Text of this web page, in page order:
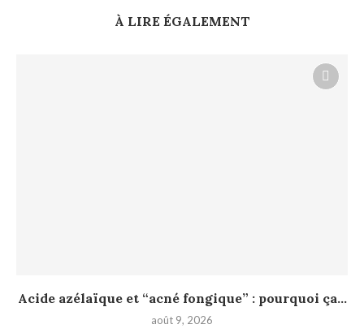
À LIRE ÉGALEMENT
Acide azélaïque et “acné fongique” : pourquoi ça...
août 9, 2026